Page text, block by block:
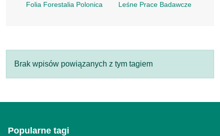
Folia Forestalia Polonica Leśne Prace Badawcze
Brak wpisów powiązanych z tym tagiem
Popularne tagi